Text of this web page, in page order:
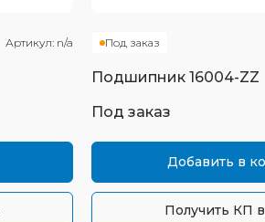
Артикул: n/a Под заказ
Подшипник 16004-ZZ
Под заказ
Добавить в
Получить КП